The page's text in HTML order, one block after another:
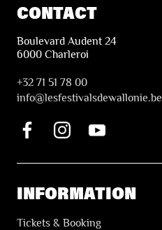
CONTACT
Boulevard Audent 24
6000 Charleroi
+32 71 51 78 00
info@lesfestivalsdewallonie.be
INFORMATION
Tickets & Booking